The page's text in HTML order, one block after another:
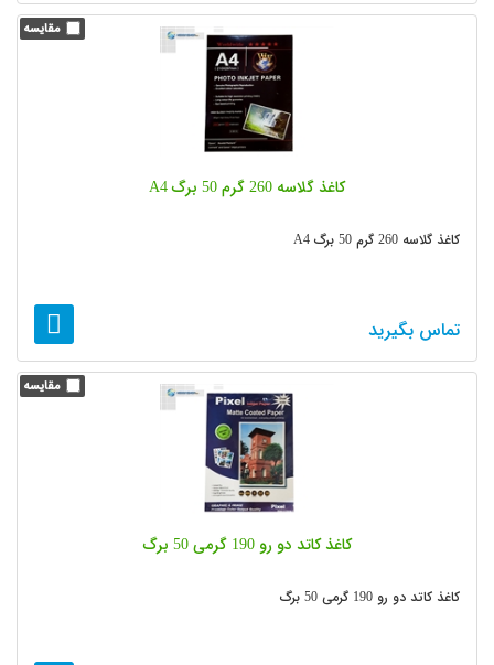
کاغذ گلاسه 260 گرم 50 برگ A4
کاغذ گلاسه 260 گرم 50 برگ A4
تماس بگیرید
کاغذ کاتد دو رو 190 گرمی 50 برگ
کاغذ کاتد دو رو 190 گرمی 50 برگ